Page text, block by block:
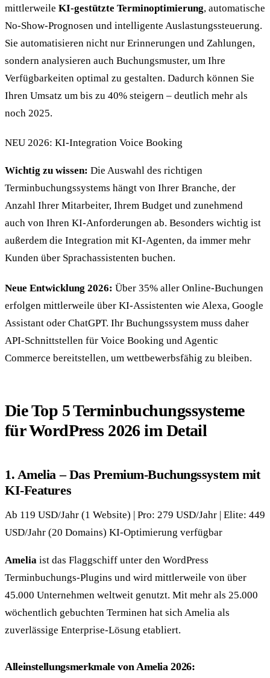
mittlerweile KI-gestützte Terminoptimierung, automatische
No-Show-Prognosen und intelligente Auslastungssteuerung.
Sie automatisieren nicht nur Erinnerungen und Zahlungen,
sondern analysieren auch Buchungsmuster, um Ihre
Verfügbarkeiten optimal zu gestalten. Dadurch können Sie
Ihren Umsatz um bis zu 40% steigern – deutlich mehr als
noch 2025.
NEU 2026: KI-Integration Voice Booking
Wichtig zu wissen: Die Auswahl des richtigen
Terminbuchungssystems hängt von Ihrer Branche, der
Anzahl Ihrer Mitarbeiter, Ihrem Budget und zunehmend
auch von Ihren KI-Anforderungen ab. Besonders wichtig ist
außerdem die Integration mit KI-Agenten, da immer mehr
Kunden über Sprachassistenten buchen.
Neue Entwicklung 2026: Über 35% aller Online-Buchungen
erfolgen mittlerweile über KI-Assistenten wie Alexa, Google
Assistant oder ChatGPT. Ihr Buchungssystem muss daher
API-Schnittstellen für Voice Booking und Agentic
Commerce bereitstellen, um wettbewerbsfähig zu bleiben.
Die Top 5 Terminbuchungssysteme
für WordPress 2026 im Detail
1. Amelia – Das Premium-Buchungssystem mit
KI-Features
Ab 119 USD/Jahr (1 Website) | Pro: 279 USD/Jahr | Elite: 449
USD/Jahr (20 Domains) KI-Optimierung verfügbar
Amelia ist das Flaggschiff unter den WordPress
Terminbuchungs-Plugins und wird mittlerweile von über
45.000 Unternehmen weltweit genutzt. Mit mehr als 25.000
wöchentlich gebuchten Terminen hat sich Amelia als
zuverlässige Enterprise-Lösung etabliert.
Alleinstellungsmerkmale von Amelia 2026: